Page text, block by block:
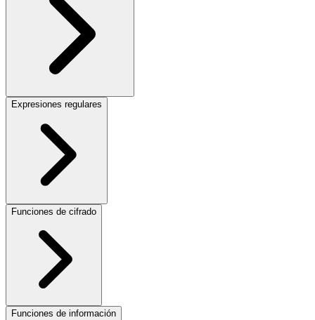
Expresiones regulares
Funciones de cifrado
Funciones de información